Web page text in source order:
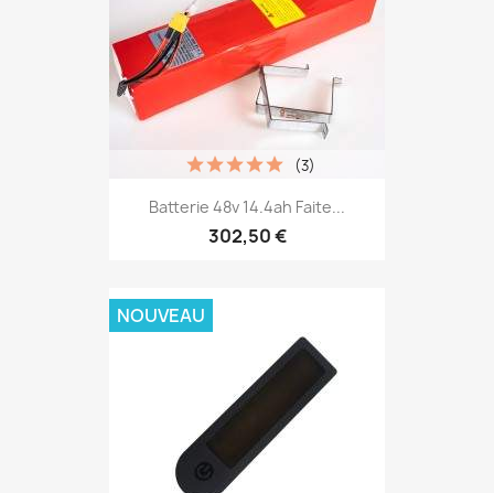
Batterie 48v 14.4ah Faite...
302,50 €
(3)
NOUVEAU